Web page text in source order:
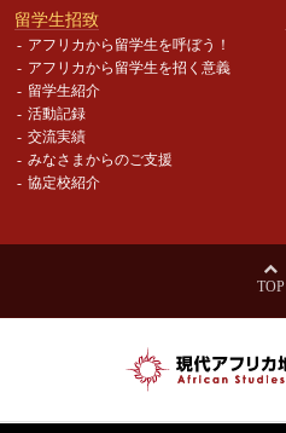
留学生招致
アフリカから留学生を呼ぼう！
アフリカから留学生を招く意義
留学生紹介
活動記録
交流実績
みなさまからのご支援
協定校紹介
TOP